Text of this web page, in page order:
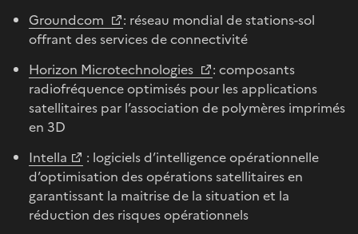
Groundcom
: réseau mondial de stations-sol
offrant des services de connectivité
Horizon Microtechnologies
: composants
radiofréquence optimisés pour les applications
satellitaires par l’association de polymères imprimés
en 3D
Intella
: logiciels d’intelligence opérationnelle
d’optimisation des opérations satellitaires en
garantissant la maitrise de la situation et la
réduction des risques opérationnels